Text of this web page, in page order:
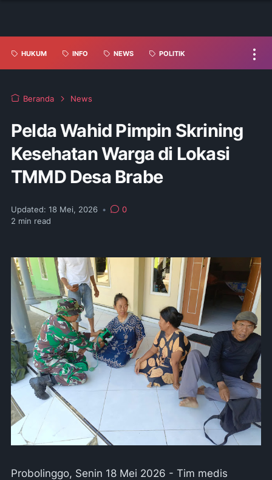
HUKUM INFO NEWS POLITIK
Beranda News
Pelda Wahid Pimpin Skrining
Kesehatan Warga di Lokasi
TMMD Desa Brabe
Updated: 18 Mei, 2026 •
0
2 min read
Probolinggo, Senin 18 Mei 2026 - Tim medis